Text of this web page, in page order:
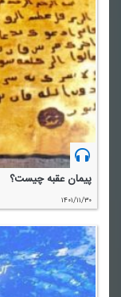
پیمان عقبه چیست؟
۱۴۰۱/۱۱/۳۰